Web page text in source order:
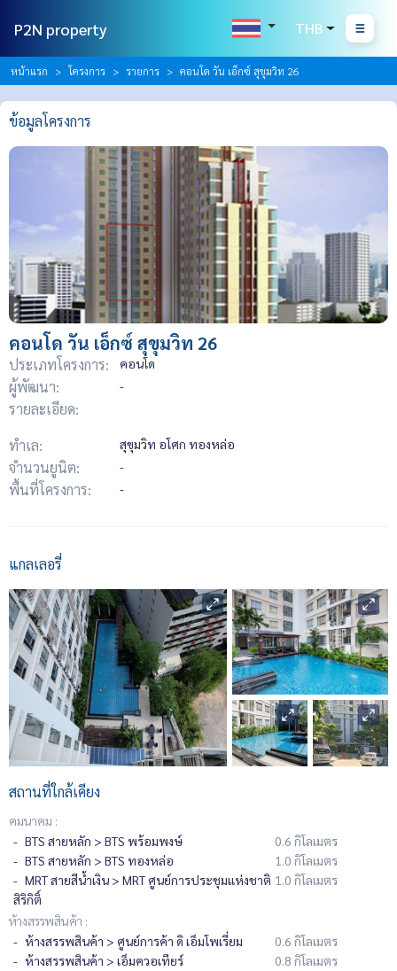
P2N property THB
หน้าแรก โครงการ รายการ คอนโด วัน เอ็กซ์ สุขุมวิท 26
ข้อมูลโครงการ
คอนโด วัน เอ็กซ์ สุขุมวิท 26
ประเภทโครงการ: คอนโด
ผู้พัฒนา: -
รายละเอียด:
ทำเล:
สุขุมวิท อโศก ทองหล่อ
จำนวนยูนิต: -
พื้นที่โครงการ: -
แกลเลอรี่
สถานที่ใกล้เคียง
คมนาคม :
BTS สายหลัก > BTS พร้อมพงษ์
0.6 กิโลเมตร
BTS สายหลัก > BTS ทองหล่อ
1.0 กิโลเมตร
MRT สายสีน้ำเงิน > MRT ศูนย์การประชุมแห่งชาติ
สิริกิติ์
1.0 กิโลเมตร
ห้างสรรพสินค้า :
ห้างสรรพสินค้า > ศูนย์การค้า ดิ เอ็มโพเรี่ยม
0.6 กิโลเมตร
ห้างสรรพสินค้า > เอ็มควอเทียร์
0.8 กิโลเมตร